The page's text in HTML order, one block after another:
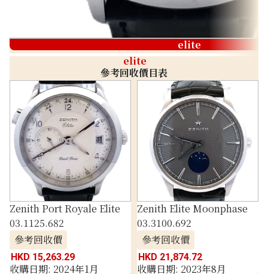
elite
elite
參考回收價目表
Zenith Port Royale Elite
03.1125.682
參考回收價
HKD 15,263.29
收購日期: 2024年1月
Zenith Elite Moonphase
03.3100.692
參考回收價
HKD 21,874.72
收購日期: 2023年8月